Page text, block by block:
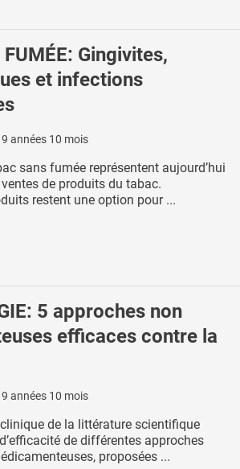
Gingivites,
et infections
9 années 10 mois
sans fumée représentent aujourd’hui
de produits du tabac.
restent une option pour ...
5 approches non
efficaces contre la
9 années 10 mois
de la littérature scientifique
de différentes approches
proposées ...